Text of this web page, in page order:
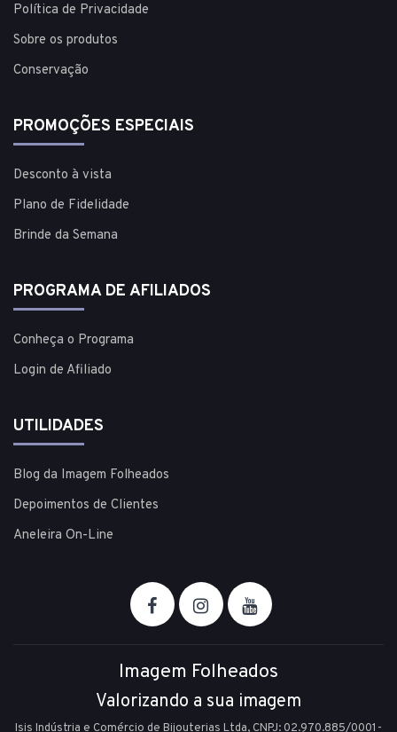
Política de Privacidade
Sobre os produtos
Conservação
PROMOÇÕES ESPECIAIS
Desconto à vista
Plano de Fidelidade
Brinde da Semana
PROGRAMA DE AFILIADOS
Conheça o Programa
Login de Afiliado
UTILIDADES
Blog da Imagem Folheados
Depoimentos de Clientes
Aneleira On-Line
Imagem Folheados
Valorizando a sua imagem
Isis Indústria e Comércio de Bijouterias Ltda, CNPJ: 02.970.885/0001-